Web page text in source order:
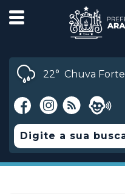
22° Chuva Forte